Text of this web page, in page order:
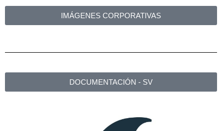
IMÁGENES CORPORATIVAS
DOCUMENTACIÓN - SV